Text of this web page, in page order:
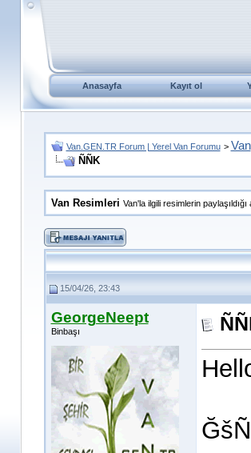
Anasayfa Kayıt ol
Van.GEN.TR Forum | Yerel Van Forumu > Van
ÑÑK
Van Resimleri Van'la ilgili resimlerin paylaşıldığı
15/04/26, 23:43
GeorgeNeept
Binbaşı